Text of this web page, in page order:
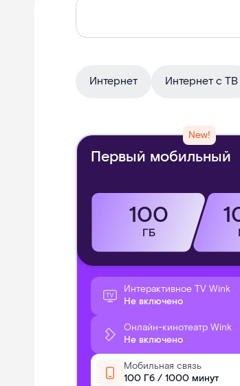
Тарифы
Ростелеком
Интернет Интернет с ТВ
New!
Первый мобильный
100
ГБ
Интерактивное TV Wink
Не включено
Онлайн-кинотеатр Wink
Не включено
Мобильная связь
100 Гб / 1000 минут